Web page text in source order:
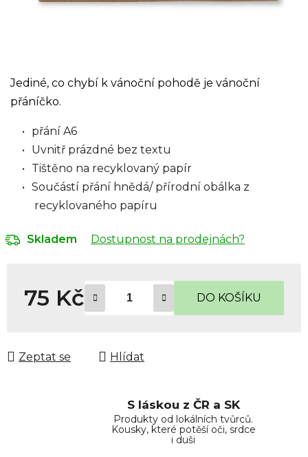
Jediné, co chybí k vánoční pohodě je vánoční
přáníčko.
přání A6
Uvnitř prázdné bez textu
Tištěno na recyklovaný papír
Součástí přání hnědá/ přírodní obálka z
recyklovaného papíru
Skladem Dostupnost na prodejnách?
75 Kč DO KOŠÍKU
Zeptat se Hlídat
S láskou z ČR a SK
Produkty od lokálních tvůrců.
Kousky, které potěší oči, srdce
i duši